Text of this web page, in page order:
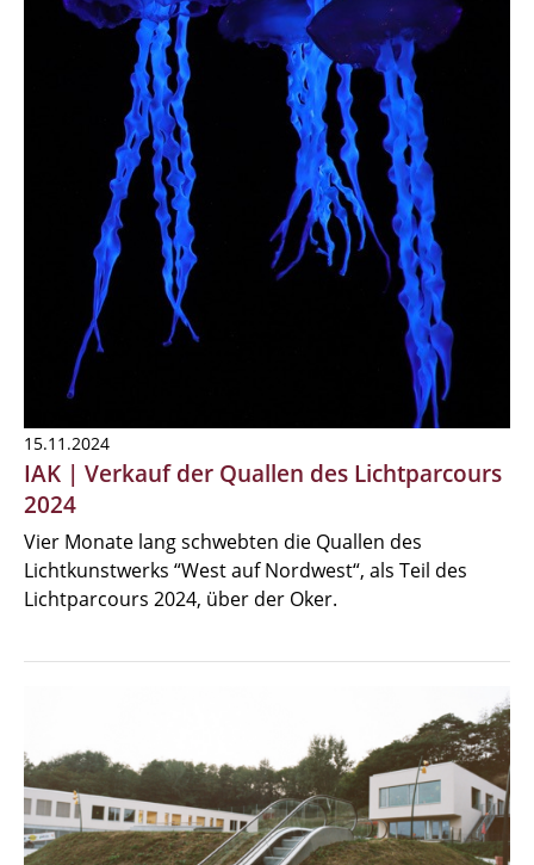
15.11.2024
IAK | Verkauf der Quallen des Lichtparcours
2024
Vier Monate lang schwebten die Quallen des
Lichtkunstwerks “West auf Nordwest“, als Teil des
Lichtparcours 2024, über der Oker.